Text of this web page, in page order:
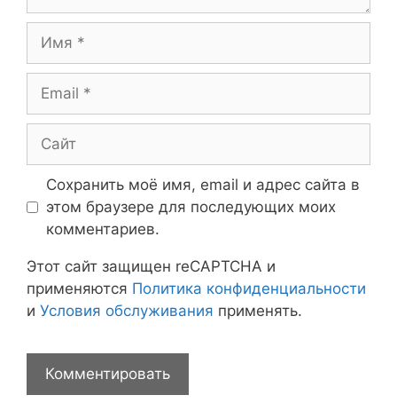
Сохранить моё имя, email и адрес сайта в
этом браузере для последующих моих
комментариев.
Этот сайт защищен reCAPTCHA и
применяются Политика конфиденциальности
и Условия обслуживания применять.